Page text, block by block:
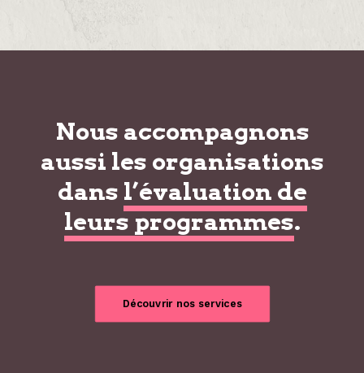
Nous accompagnons
aussi les organisations
dans l’évaluation de
leurs programmes.
Découvrir nos services